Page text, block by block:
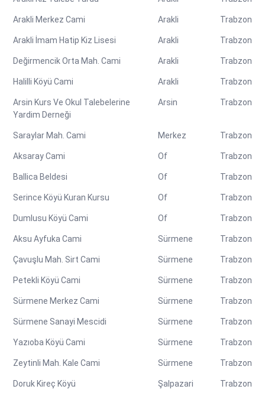
Arakli Merkez Cami Arakli Trabzon
Arakli İmam Hatip Kiz Lisesi Arakli Trabzon
Değirmencik Orta Mah. Cami Arakli Trabzon
Halilli Köyü Cami Arakli Trabzon
Arsin Kurs Ve Okul Talebelerine
Yardim Derneği
Arsin Trabzon
Saraylar Mah. Cami Merkez Trabzon
Aksaray Cami Of Trabzon
Ballica Beldesi Of Trabzon
Serince Köyü Kuran Kursu Of Trabzon
Dumlusu Köyü Cami Of Trabzon
Aksu Ayfuka Cami Sürmene Trabzon
Çavuşlu Mah. Sirt Cami Sürmene Trabzon
Petekli Köyü Cami Sürmene Trabzon
Sürmene Merkez Cami Sürmene Trabzon
Sürmene Sanayi Mescidi Sürmene Trabzon
Yazıoba Köyü Cami Sürmene Trabzon
Zeytinli Mah. Kale Cami Sürmene Trabzon
Doruk Kireç Köyü Şalpazari Trabzon